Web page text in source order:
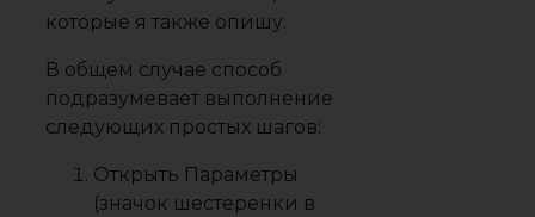
которые я также опишу.
В общем случае способ
подразумевает выполнение
следующих простых шагов:
Открыть Параметры
(значок шестеренки в